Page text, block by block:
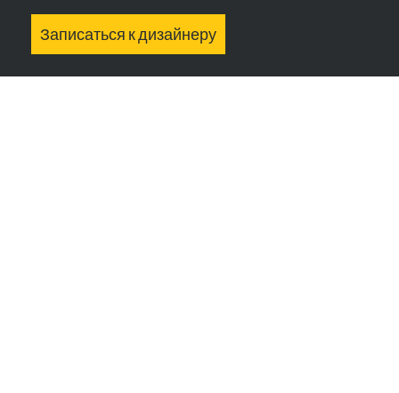
Записаться к дизайнеру